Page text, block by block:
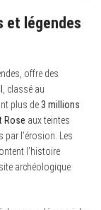
et légendes
offre des
, classé au
plus de3 millions
Rose aux teintes
par l’érosion. Les
l’histoire
archéologique